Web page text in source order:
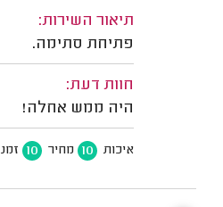
תיאור השירות:
פתיחת סתימה.
חוות דעת:
היה ממש אחלה!
איכות 10 מחיר 10